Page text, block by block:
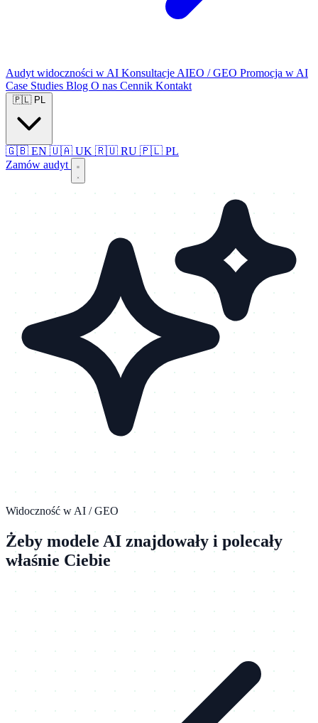
Audyt widoczności w AI Konsultacje AIEO / GEO Promocja w AI
Case Studies Blog O nas Cennik Kontakt
🇵🇱 PL
🇬🇧 EN 🇺🇦 UK 🇷🇺 RU 🇵🇱 PL
Zamów audyt
Widoczność w AI / GEO
Żeby modele AI znajdowały i polecały
właśnie Ciebie